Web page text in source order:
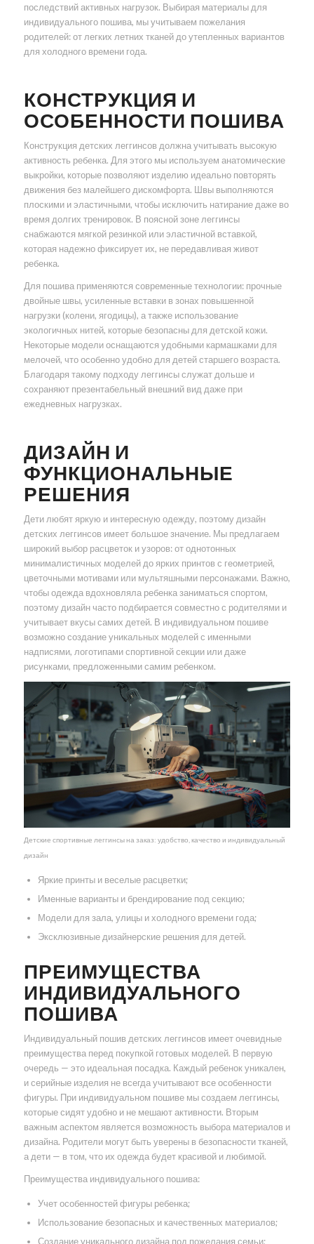
последствий активных нагрузок. Выбирая материалы для
индивидуального пошива, мы учитываем пожелания
родителей: от легких летних тканей до утепленных вариантов
для холодного времени года.
КОНСТРУКЦИЯ И
ОСОБЕННОСТИ ПОШИВА
Конструкция детских леггинсов должна учитывать высокую
активность ребенка. Для этого мы используем анатомические
выкройки, которые позволяют изделию идеально повторять
движения без малейшего дискомфорта. Швы выполняются
плоскими и эластичными, чтобы исключить натирание даже во
время долгих тренировок. В поясной зоне леггинсы
снабжаются мягкой резинкой или эластичной вставкой,
которая надежно фиксирует их, не передавливая живот
ребенка.
Для пошива применяются современные технологии: прочные
двойные швы, усиленные вставки в зонах повышенной
нагрузки (колени, ягодицы), а также использование
экологичных нитей, которые безопасны для детской кожи.
Некоторые модели оснащаются удобными кармашками для
мелочей, что особенно удобно для детей старшего возраста.
Благодаря такому подходу леггинсы служат дольше и
сохраняют презентабельный внешний вид даже при
ежедневных нагрузках.
ДИЗАЙН И
ФУНКЦИОНАЛЬНЫЕ
РЕШЕНИЯ
Дети любят яркую и интересную одежду, поэтому дизайн
детских леггинсов имеет большое значение. Мы предлагаем
широкий выбор расцветок и узоров: от однотонных
минималистичных моделей до ярких принтов с геометрией,
цветочными мотивами или мультяшными персонажами. Важно,
чтобы одежда вдохновляла ребенка заниматься спортом,
поэтому дизайн часто подбирается совместно с родителями и
учитывает вкусы самих детей. В индивидуальном пошиве
возможно создание уникальных моделей с именными
надписями, логотипами спортивной секции или даже
рисунками, предложенными самим ребенком.
Детские спортивные леггинсы на заказ: удобство, качество и индивидуальный
дизайн
Яркие принты и веселые расцветки;
Именные варианты и брендирование под секцию;
Модели для зала, улицы и холодного времени года;
Эксклюзивные дизайнерские решения для детей.
ПРЕИМУЩЕСТВА
ИНДИВИДУАЛЬНОГО
ПОШИВА
Индивидуальный пошив детских леггинсов имеет очевидные
преимущества перед покупкой готовых моделей. В первую
очередь — это идеальная посадка. Каждый ребенок уникален,
и серийные изделия не всегда учитывают все особенности
фигуры. При индивидуальном пошиве мы создаем леггинсы,
которые сидят удобно и не мешают активности. Вторым
важным аспектом является возможность выбора материалов и
дизайна. Родители могут быть уверены в безопасности тканей,
а дети — в том, что их одежда будет красивой и любимой.
Преимущества индивидуального пошива:
Учет особенностей фигуры ребенка;
Использование безопасных и качественных материалов;
Создание уникального дизайна под пожелания семьи;